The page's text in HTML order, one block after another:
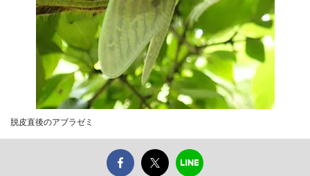
脱皮直後のアブラゼミ